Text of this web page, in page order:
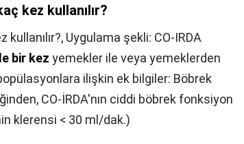
kez kullanılır?
kullanılır?, Uygulama şekli: CO-IRDA
bir kez yemekler ile veya yemeklerden
ilişkin ek bilgiler: Böbrek
CO-İRDA'nın ciddi böbrek fonksiyon
klerensi < 30 ml/dak.)